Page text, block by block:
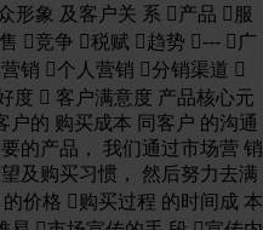
形象 及客户关 系 产品 服
竞争 税赋 趋势 --- 广
销 个人营销 分销渠道 
度  客户满意度 产品核心元
户的 购买成本 同客户 的沟通
的产品， 我们通过市场营 销
及购买习惯， 然后努力去满
价格 购买过程 的时间成 本